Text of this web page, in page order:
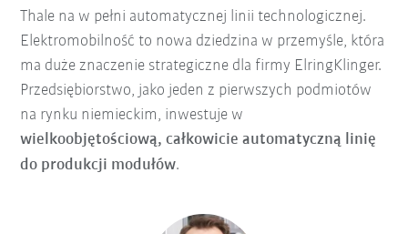
Thale na w pełni automatycznej linii technologicznej.
Elektromobilność to nowa dziedzina w przemyśle, która
ma duże znaczenie strategiczne dla firmy ElringKlinger.
Przedsiębiorstwo, jako jeden z pierwszych podmiotów
na rynku niemieckim, inwestuje w
wielkoobjętościową, całkowicie automatyczną linię
do produkcji modułów.